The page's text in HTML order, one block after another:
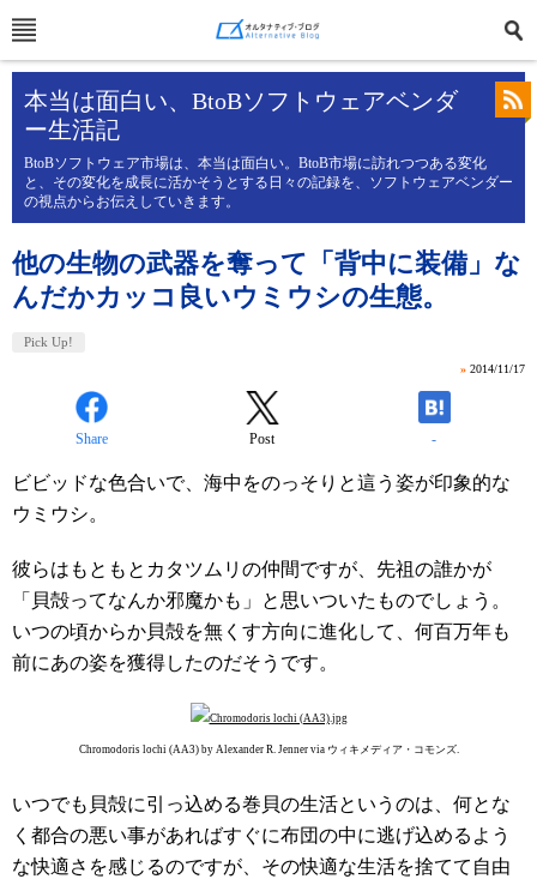
本当は面白い、BtoBソフトウェアベンダ
ー生活記
BtoBソフトウェア市場は、本当は面白い。BtoB市場に訪れつつある変化
と、その変化を成長に活かそうとする日々の記録を、ソフトウェアベンダー
の視点からお伝えしていきます。
他の生物の武器を奪って「背中に装備」な
んだかカッコ良いウミウシの生態。
Pick Up!
» 2014/11/17
Share Post -
ビビッドな色合いで、海中をのっそりと這う姿が印象的な
ウミウシ。
彼らはもともとカタツムリの仲間ですが、先祖の誰かが
「貝殻ってなんか邪魔かも」と思いついたものでしょう。
いつの頃からか貝殻を無くす方向に進化して、何百万年も
前にあの姿を獲得したのだそうです。
Chromodoris lochi (AA3) by Alexander R. Jenner via ウィキメディア・コモンズ.
いつでも貝殻に引っ込める巻貝の生活というのは、何とな
く都合の悪い事があればすぐに布団の中に逃げ込めるよう
な快適さを感じるのですが、その快適な生活を捨てて自由